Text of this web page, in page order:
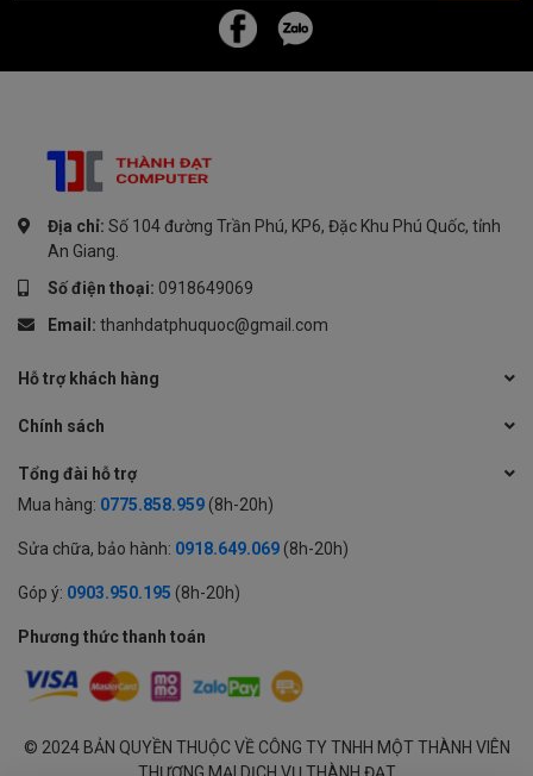
Địa chỉ: Số 104 đường Trần Phú, KP6, Đặc Khu Phú Quốc, tỉnh
An Giang.
Số điện thoại: 0918649069
Email: thanhdatphuquoc@gmail.com
Hỗ trợ khách hàng
Chính sách
Tổng đài hỗ trợ
Mua hàng: 0775.858.959 (8h-20h)
Sửa chữa, bảo hành: 0918.649.069 (8h-20h)
Góp ý: 0903.950.195 (8h-20h)
Phương thức thanh toán
© 2024 BẢN QUYỀN THUỘC VỀ CÔNG TY TNHH MỘT THÀNH VIÊN
THƯƠNG MẠI DỊCH VỤ THÀNH ĐẠT